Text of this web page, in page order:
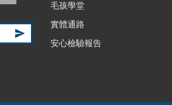
毛孩學堂
實體通路
安心檢驗報告